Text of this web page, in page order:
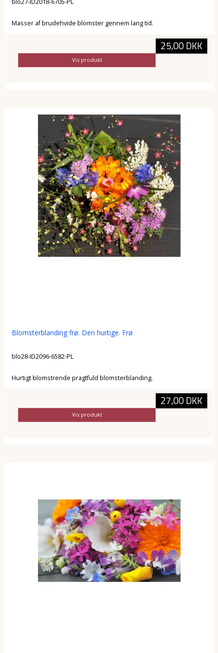
blo27-ID2018-6705-PL
Masser af brudehvide blomster gennem lang tid.
25,00 DKK
Vis produkt
Blomsterblanding frø. Den hurtige. Frø
blo28-ID2096-6582-PL
Hurtigt blomstrende pragtfuld blomsterblanding.
27,00 DKK
Vis produkt